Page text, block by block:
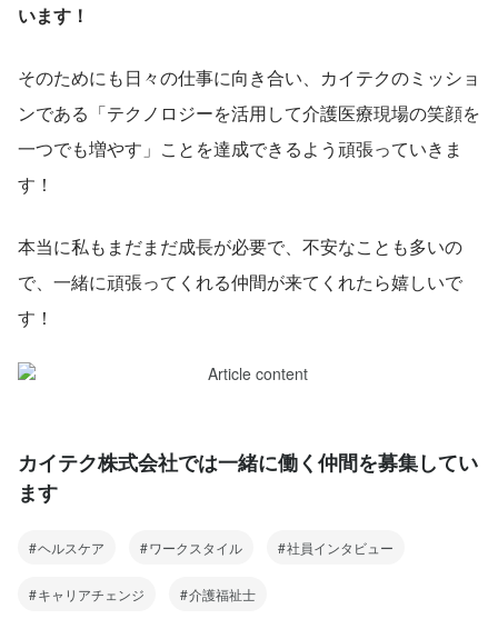
います！
そのためにも日々の仕事に向き合い、カイテクのミッショ
ンである「テクノロジーを活用して介護医療現場の笑顔を
一つでも増やす」ことを達成できるよう頑張っていきま
す！
本当に私もまだまだ成長が必要で、不安なことも多いの
で、一緒に頑張ってくれる仲間が来てくれたら嬉しいで
す！
カイテク株式会社では一緒に働く仲間を募集してい
ます
ヘルスケア ワークスタイル 社員インタビュー
キャリアチェンジ 介護福祉士